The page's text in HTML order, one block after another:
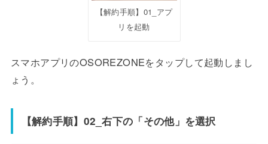
【解約手順】01_アプ
リを起動
スマホアプリのOSOREZONEをタップして起動しまし
ょう。
【解約手順】02_右下の「その他」を選択